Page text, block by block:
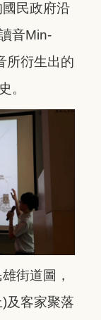
民政府沿
音Min-
所衍生出的
。
街道圖，
及客家聚落